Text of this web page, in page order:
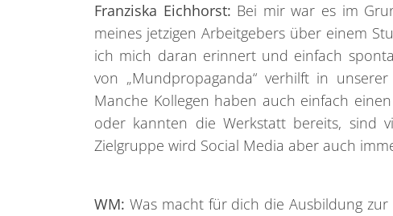
Franziska Eichhorst: Bei mir war es im
meines jetzigen Arbeitgebers über einem
ich mich daran erinnert und einfach
von „Mundpropaganda“ verhilft in
Manche Kollegen haben auch einfach
oder kannten die Werkstatt bereits, sind
Zielgruppe wird Social Media aber auch
WM: Was macht für dich die Ausbildung